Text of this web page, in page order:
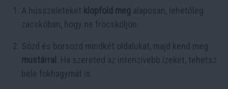
A hússzeleteket klopfold meg alaposan, lehetőleg
zacskóban, hogy ne fröcsköljön.
Sózd és borsozd mindkét oldalukat, majd kend meg
mustárral
. Ha szereted az intenzívebb ízeket, tehetsz
bele fokhagymát is.